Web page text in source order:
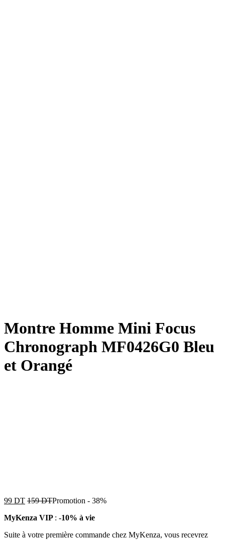
Montre Homme Mini Focus
Chronograph MF0426G0 Bleu
et Orangé
99 DT 159DTPromotion - 38%
MyKenza VIP : -10% à vie
Suite à votre première commande chez MyKenza, vous recevrez